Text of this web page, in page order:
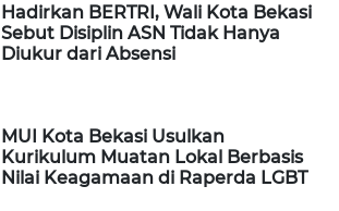
Hadirkan BERTRI, Wali Kota Bekasi
Sebut Disiplin ASN Tidak Hanya
Diukur dari Absensi
MUI Kota Bekasi Usulkan
Kurikulum Muatan Lokal Berbasis
Nilai Keagamaan di Raperda LGBT